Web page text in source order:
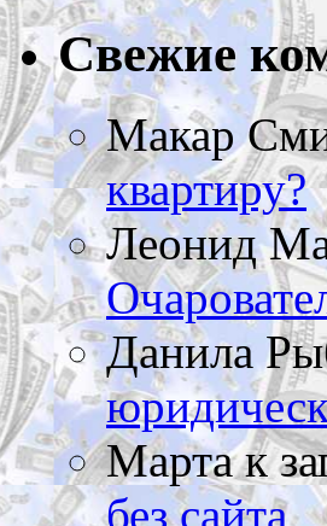
Свежие
Макар
квартиру?
Леонид
Данила
Мартак
без сайта